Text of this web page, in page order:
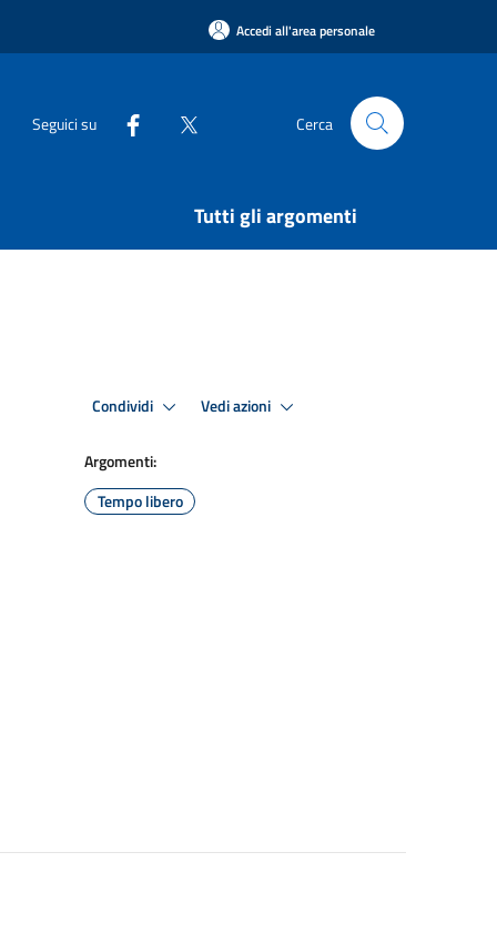
Accedi all'area personale
Seguici su Cerca
Tutti gli argomenti
Condividi Vedi azioni
Argomenti:
Tempo libero